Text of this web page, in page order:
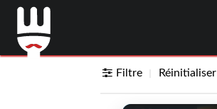
Filtre Réinitialiser